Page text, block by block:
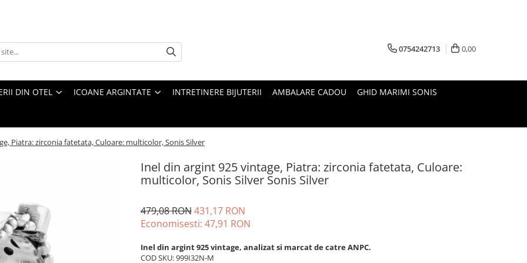
0754242713 0,00
DIN OTEL ICOANE ARGINTATE INTRETINERE BIJUTERII AMBALARE CADOU GHID MARIMI SONIS
Piatra: zirconia fatetata, Culoare: multicolor, Sonis Silver
Inel din argint 925 vintage, Piatra: zirconia fatetata, Culoare:
multicolor, Sonis Silver Sonis Silver
479,08 RON431,17 RON
Economisesti: 47,91 RON
Inel din argint 925 vintage, analizat si marcat de catre ANPC.
COD SKU: 999I32N-M